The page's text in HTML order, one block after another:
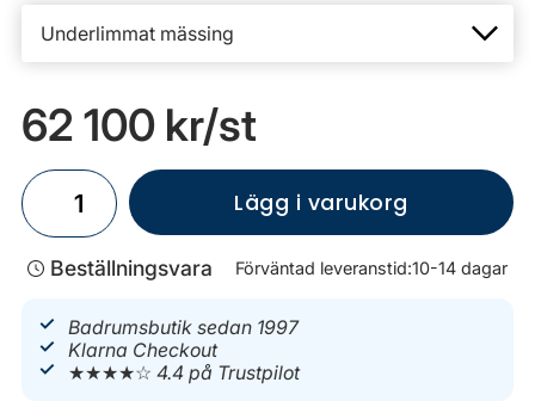
62 100 kr/st
Lägg i varukorg
Beställningsvara Förväntad leveranstid:10-14 dagar
Badrumsbutik sedan 1997
Klarna Checkout
★★★★☆4.4 på Trustpilot